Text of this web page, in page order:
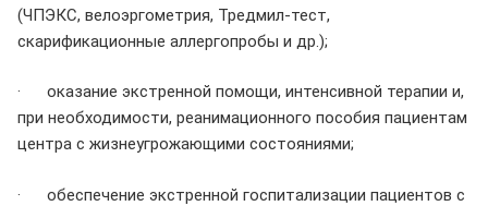
(ЧПЭКС, велоэргометрия, Тредмил-тест,
скарификационные аллергопробы и др.);
· оказание экстренной помощи, интенсивной терапии и,
при необходимости, реанимационного пособия пациентам
центра с жизнеугрожающими состояниями;
· обеспечение экстренной госпитализации пациентов с